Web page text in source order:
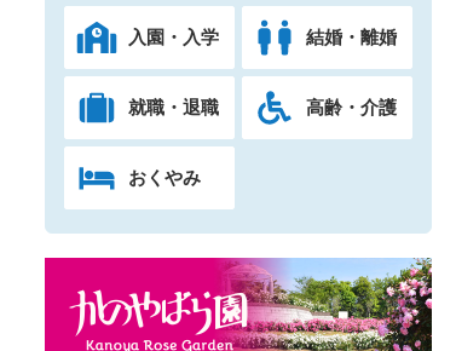
入園・入学 結婚・離婚
就職・退職 高齢・介護
おくやみ